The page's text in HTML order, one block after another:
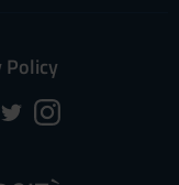
Policy